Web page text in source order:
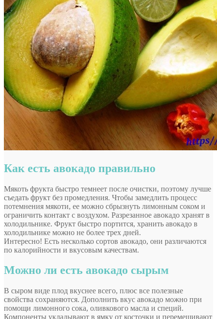
Как есть авокадо правильно
Мякоть фрукта быстро темнеет после очистки, поэтому лучше
съедать фрукт без промедления. Чтобы замедлить процесс
потемнения мякоти, ее можно сбрызнуть лимонным соком и
ограничить контакт с воздухом. Разрезанное авокадо хранят в
холодильнике. Фрукт быстро портится, хранить авокадо в
холодильнике можно не более трех дней.
Интересно! Есть несколько сортов авокадо, они различаются
по калорийности и вкусовым качествам.
Можно ли есть авокадо сырым
В сыром виде плод вкуснее всего, плюс все полезные
свойства сохраняются. Дополнить вкус авокадо можно при
помощи лимонного сока, оливкового масла и специй.
Компоненты укладывают в ямку от косточки и перемешивают